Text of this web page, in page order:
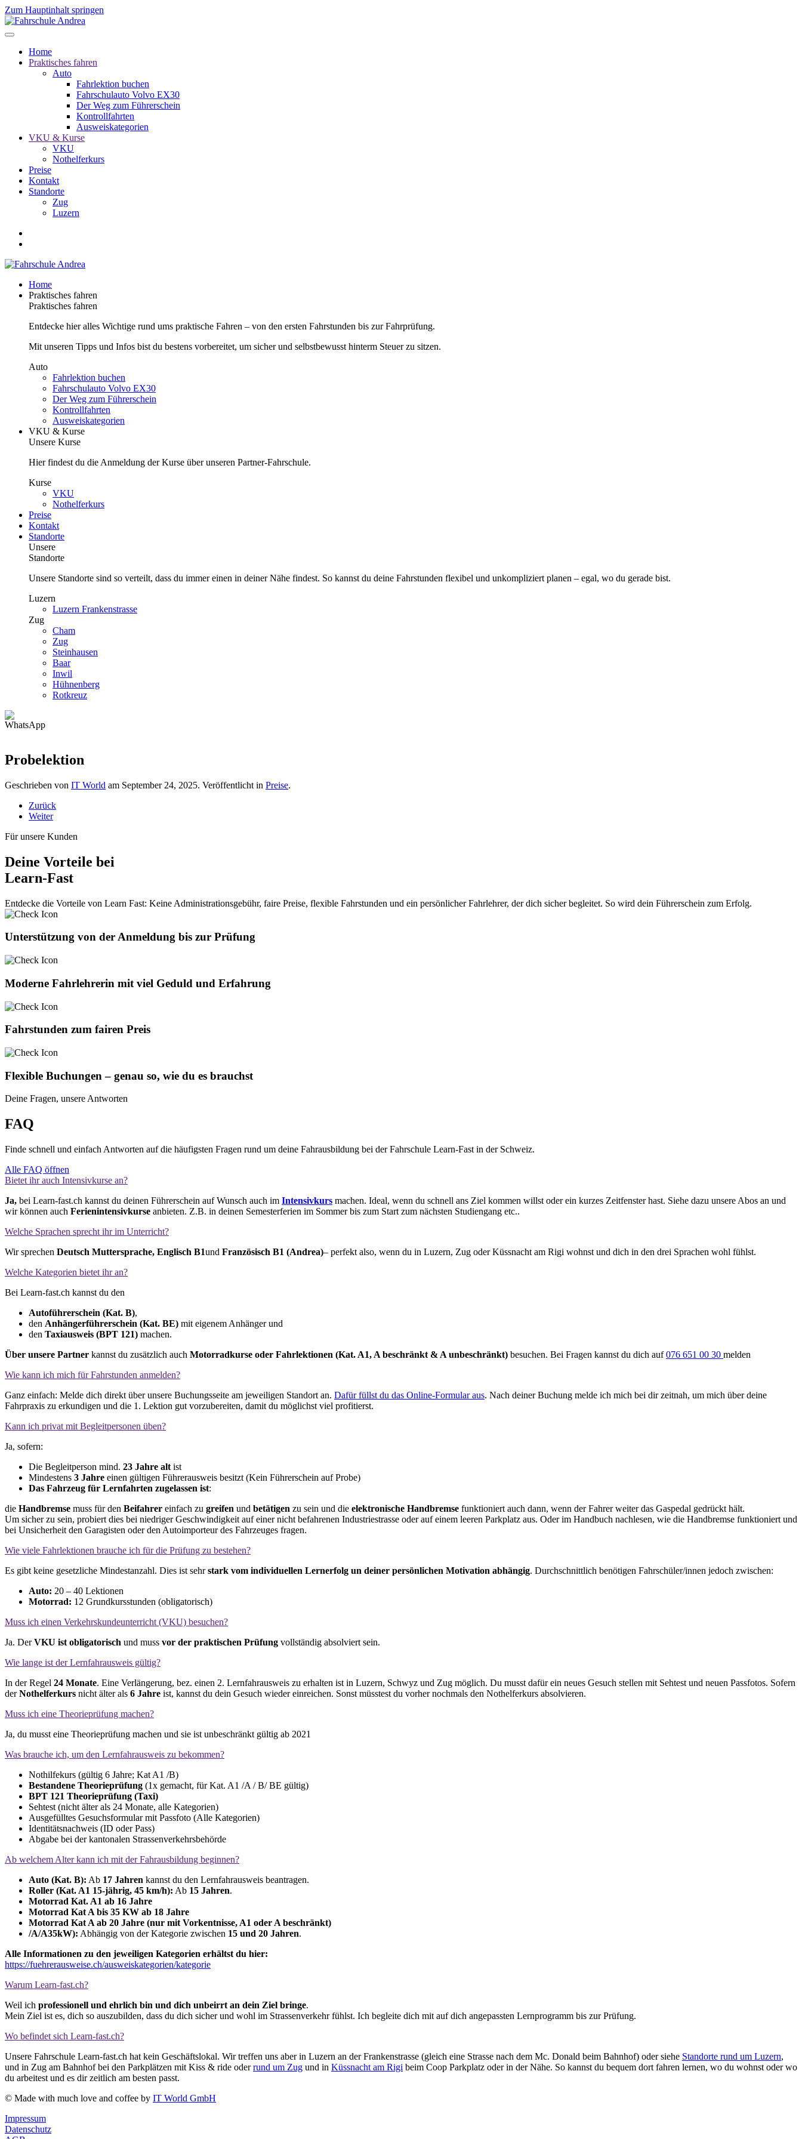
Zum Hauptinhalt springen
Home
Praktisches fahren
Auto
Fahrlektion buchen
Fahrschulauto Volvo EX30
Der Weg zum Führerschein
Kontrollfahrten
Ausweiskategorien
VKU & Kurse
VKU
Nothelferkurs
Preise
Kontakt
Standorte
Zug
Luzern
Home
Praktisches fahren
Praktisches fahren
Entdecke hier alles Wichtige rund ums praktische Fahren – von den ersten Fahrstunden bis zur Fahrprüfung.
Mit unseren Tipps und Infos bist du bestens vorbereitet, um sicher und selbstbewusst hinterm Steuer zu sitzen.
Auto
Fahrlektion buchen
Fahrschulauto Volvo EX30
Der Weg zum Führerschein
Kontrollfahrten
Ausweiskategorien
VKU & Kurse
Unsere Kurse
Hier findest du die Anmeldung der Kurse über unseren Partner-Fahrschule.
Kurse
VKU
Nothelferkurs
Preise
Kontakt
Standorte
Unsere
Standorte
Unsere Standorte sind so verteilt, dass du immer einen in deiner Nähe findest. So kannst du deine Fahrstunden flexibel und unkompliziert planen – egal, wo du gerade bist.
Luzern
Luzern Frankenstrasse
Zug
Cham
Zug
Steinhausen
Baar
Inwil
Hühnenberg
Rotkreuz
Probelektion
Geschrieben von IT World am September 24, 2025. Veröffentlicht in Preise.
Zurück
Weiter
Für unsere Kunden
Deine Vorteile bei
Learn-Fast
Entdecke die Vorteile von Learn Fast: Keine Administrationsgebühr, faire Preise, flexible Fahrstunden und ein persönlicher Fahrlehrer, der dich sicher begleitet. So wird dein Führerschein zum Erfolg.
Unterstützung von der Anmeldung bis zur Prüfung
Moderne Fahrlehrerin mit viel Geduld und Erfahrung
Fahrstunden zum fairen Preis
Flexible Buchungen – genau so, wie du es brauchst
Deine Fragen, unsere Antworten
FAQ
Finde schnell und einfach Antworten auf die häufigsten Fragen rund um deine Fahrausbildung bei der Fahrschule Learn-Fast in der Schweiz.
Alle FAQ öffnen
Bietet ihr auch Intensivkurse an?
Ja, bei Learn-fast.ch kannst du deinen Führerschein auf Wunsch auch im Intensivkurs machen. Ideal, wenn du schnell ans Ziel kommen willst oder ein kurzes Zeitfenster hast. Siehe dazu unsere Abos an und
wir können auch Ferienintensivkurse anbieten. Z.B. in deinen Semesterferien im Sommer bis zum Start zum nächsten Studiengang etc..
Welche Sprachen sprecht ihr im Unterricht?
Wir sprechen Deutsch Muttersprache, Englisch B1und Französisch B1 (Andrea)– perfekt also, wenn du in Luzern, Zug oder Küssnacht am Rigi wohnst und dich in den drei Sprachen wohl fühlst.
Welche Kategorien bietet ihr an?
Bei Learn-fast.ch kannst du den
Autoführerschein (Kat. B),
den Anhängerführerschein (Kat. BE) mit eigenem Anhänger und
den Taxiausweis (BPT 121) machen.
Über unsere Partner kannst du zusätzlich auch Motorradkurse oder Fahrlektionen (Kat. A1, A beschränkt & A unbeschränkt) besuchen. Bei Fragen kannst du dich auf076 651 00 30 melden
Wie kann ich mich für Fahrstunden anmelden?
Ganz einfach: Melde dich direkt über unsere Buchungsseite am jeweiligen Standort an. Dafür füllst du das Online-Formular aus. Nach deiner Buchung melde ich mich bei dir zeitnah, um mich über deine
Fahrpraxis zu erkundigen und die 1. Lektion gut vorzubereiten, damit du möglichst viel profitierst.
Kann ich privat mit Begleitpersonen üben?
Ja, sofern:
Die Begleitperson mind. 23 Jahre alt ist
Mindestens 3 Jahre einen gültigen Führerausweis besitzt (Kein Führerschein auf Probe)
Das Fahrzeug für Lernfahrten zugelassen ist:
die Handbremse muss für den Beifahrer einfach zu greifen und betätigen zu sein und die elektronische Handbremse funktioniert auch dann, wenn der Fahrer weiter das Gaspedal gedrückt hält.
Um sicher zu sein, probiert dies bei niedriger Geschwindigkeit auf einer nicht befahrenen Industriestrasse oder auf einem leeren Parkplatz aus. Oder im Handbuch nachlesen, wie die Handbremse funktioniert und
bei Unsicherheit den Garagisten oder den Autoimporteur des Fahrzeuges fragen.
Wie viele Fahrlektionen brauche ich für die Prüfung zu bestehen?
Es gibt keine gesetzliche Mindestanzahl. Dies ist sehrstark vom individuellen Lernerfolg un deiner persönlichen Motivation abhängig. Durchschnittlich benötigen Fahrschüler/innen jedoch zwischen:
Auto: 20 – 40 Lektionen
Motorrad: 12 Grundkursstunden (obligatorisch)
Muss ich einen Verkehrskundeunterricht (VKU) besuchen?
Ja. DerVKU ist obligatorisch und muss vor der praktischen Prüfung vollständig absolviert sein.
Wie lange ist der Lernfahrausweis gültig?
In der Regel 24 Monate. Eine Verlängerung, bez. einen 2. Lernfahrausweis zu erhalten ist in Luzern, Schwyz und Zug möglich. Du musst dafür ein neues Gesuch stellen mit Sehtest und neuen Passfotos. Sofern
derNothelferkurs nicht älter als 6 Jahre ist, kannst du dein Gesuch wieder einreichen. Sonst müsstest du vorher nochmals den Nothelferkurs absolvieren.
Muss ich eine Theorieprüfung machen?
Ja, du musst eine Theorieprüfung machen und sie ist unbeschränkt gültig ab 2021
Was brauche ich, um den Lernfahrausweis zu bekommen?
Nothilfekurs (gültig 6 Jahre; Kat A1 /B)
Bestandene Theorieprüfung (1x gemacht, für Kat. A1 /A / B/ BE gültig)
BPT 121 Theorieprüfung (Taxi)
Sehtest (nicht älter als 24 Monate, alle Kategorien)
Ausgefülltes Gesuchsformular mit Passfoto (Alle Kategorien)
Identitätsnachweis (ID oder Pass)
Abgabe bei der kantonalen Strassenverkehrsbehörde
Ab welchem Alter kann ich mit der Fahrausbildung beginnen?
Auto (Kat. B): Ab 17 Jahren kannst du den Lernfahrausweis beantragen.
Roller (Kat. A1 15-jährig, 45 km/h): Ab 15 Jahren.
Motorrad Kat. A1 ab 16 Jahre
Motorrad Kat A bis 35 KW ab 18 Jahre
Motorrad Kat A ab 20 Jahre (nur mit Vorkentnisse, A1 oder A beschränkt)
/A/A35kW): Abhängig von der Kategorie zwischen 15 und 20 Jahren.
Alle Informationen zu den jeweiligen Kategorien erhältst du hier:
https://fuehrerausweise.ch/ausweiskategorien/kategorie
Warum Learn-fast.ch?
Weil ich professionell und ehrlich bin und dich unbeirrt an dein Ziel bringe.
Mein Ziel ist es, dich so auszubilden, dass du dich sicher und wohl im Strassenverkehr fühlst. Ich begleite dich mit auf dich angepassten Lernprogramm bis zur Prüfung.
Wo befindet sich Learn-fast.ch?
Unsere Fahrschule Learn-fast.ch hat kein Geschäftslokal. Wir treffen uns aber in Luzern an der Frankenstrasse (gleich eine Strasse nach dem Mc. Donald beim Bahnhof) oder siehe Standorte rund um Luzern,
und in Zug am Bahnhof bei den Parkplätzen mit Kiss & ride oderrund um Zug und in Küssnacht am Rigi beim Coop Parkplatz oder in der Nähe. So kannst du bequem dort fahren lernen, wo du wohnst oder wo
du arbeitest und es dir zeitlich am besten passt.
© Made with much love and coffee by IT World GmbH
Impressum
Datenschutz